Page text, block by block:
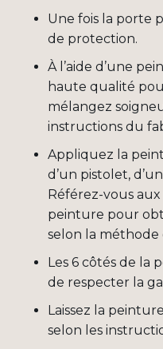
Une fois la porte
de protection.
À l’aide d’une
haute qualité
mélangez
instructions du
Appliquez la
d’un pistolet,
Référez-vous
peinture pour
selon la méthode
Les 6 côtés de la
de respecter la
Laissez la
selon les